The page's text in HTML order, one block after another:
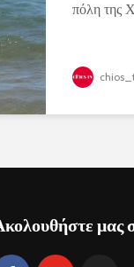
πόλη της
μας